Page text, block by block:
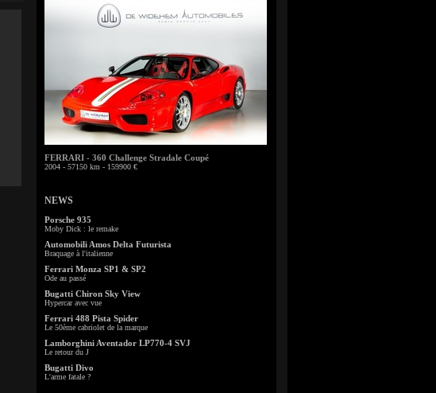
FERRARI - 360 Challenge Stradale Coupé
2004 - 57150 km - 159900 €
NEWS
Porsche 935
Moby Dick : le remake
Automobili Amos Delta Futurista
Braquage à l'italienne
Ferrari Monza SP1 & SP2
Ode au passé
Bugatti Chiron Sky View
Hypercar avec vue
Ferrari 488 Pista Spider
Le 50ème cabriolet de la marque
Lamborghini Aventador LP770-4 SVJ
Le retour du J
Bugatti Divo
L'arme fatale ?